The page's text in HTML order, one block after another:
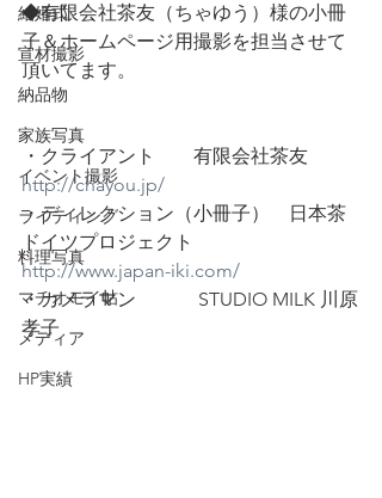
結婚式
宣材撮影
納品物
家族写真
イベント撮影
ライティング
料理写真
マチオモイ帖
メディア
HP実績
◆有限会社茶友（ちゃゆう）様の小冊
子＆ホームページ用撮影を担当させて
頂いてます。
・クライアント　　有限会社茶友
http://chayou.jp/
・ディレクション（小冊子）　日本茶
ドイツプロジェクト
http://www.japan-iki.com/
・カメラマン 　　　STUDIO MILK 川原
孝子